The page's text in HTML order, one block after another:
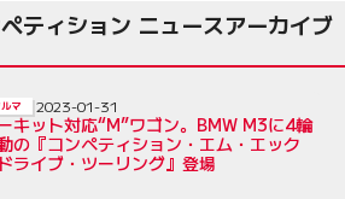
ティション ニュースアーカイブ
キット対応“M”ワゴン。BMW M3に4輪
の『コンペティション・エム・エック
ライブ・ツーリング』登場
マ 2023-01-31